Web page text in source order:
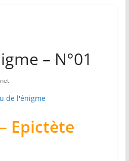
– N°01
Epictète